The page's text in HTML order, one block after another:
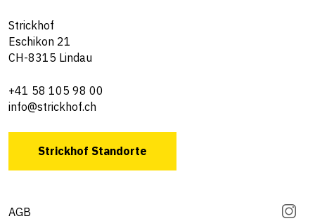
Strickhof
Eschikon 21
CH-8315 Lindau
+41 58 105 98 00
info@strickhof.ch
Strickhof Standorte
AGB